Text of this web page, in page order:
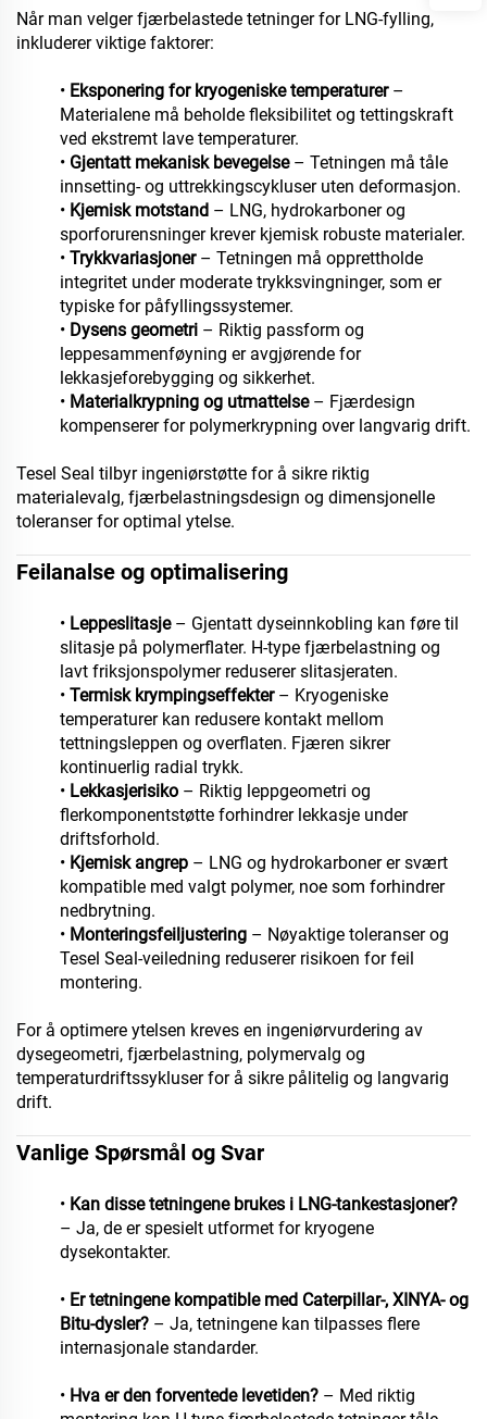
Når man velger fjærbelastede tetninger for LNG-fylling,
inkluderer viktige faktorer:
• Eksponering for kryogeniske temperaturer –
Materialene må beholde fleksibilitet og tettingskraft
ved ekstremt lave temperaturer.
• Gjentatt mekanisk bevegelse – Tetningen må tåle
innsetting- og uttrekkingscykluser uten deformasjon.
• Kjemisk motstand – LNG, hydrokarboner og
sporforurensninger krever kjemisk robuste materialer.
• Trykkvariasjoner – Tetningen må opprettholde
integritet under moderate trykksvingninger, som er
typiske for påfyllingssystemer.
• Dysens geometri – Riktig passform og
leppesammenføyning er avgjørende for
lekkasjeforebygging og sikkerhet.
• Materialkrypning og utmattelse – Fjærdesign
kompenserer for polymerkrypning over langvarig drift.
Tesel Seal tilbyr ingeniørstøtte for å sikre riktig
materialevalg, fjærbelastningsdesign og dimensjonelle
toleranser for optimal ytelse.
Feilanalse og optimalisering
• Leppeslitasje – Gjentatt dyseinnkobling kan føre til
slitasje på polymerflater. H-type fjærbelastning og
lavt friksjonspolymer reduserer slitasjeraten.
• Termisk krympingseffekter – Kryogeniske
temperaturer kan redusere kontakt mellom
tettningsleppen og overflaten. Fjæren sikrer
kontinuerlig radial trykk.
• Lekkasjerisiko – Riktig leppgeometri og
flerkomponentstøtte forhindrer lekkasje under
driftsforhold.
• Kjemisk angrep – LNG og hydrokarboner er svært
kompatible med valgt polymer, noe som forhindrer
nedbrytning.
• Monteringsfeiljustering – Nøyaktige toleranser og
Tesel Seal-veiledning reduserer risikoen for feil
montering.
For å optimere ytelsen kreves en ingeniørvurdering av
dysegeometri, fjærbelastning, polymervalg og
temperaturdriftssykluser for å sikre pålitelig og langvarig
drift.
Vanlige Spørsmål og Svar
• Kan disse tetningene brukes i LNG-tankestasjoner?
– Ja, de er spesielt utformet for kryogene
dysekontakter.
• Er tetningene kompatible med Caterpillar-, XINYA- og
Bitu-dysler? – Ja, tetningene kan tilpasses flere
internasjonale standarder.
• Hva er den forventede levetiden? – Med riktig